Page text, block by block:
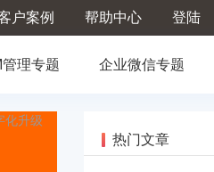
户案例 帮助中心 登陆
理专题 企业微信专题
热门文章